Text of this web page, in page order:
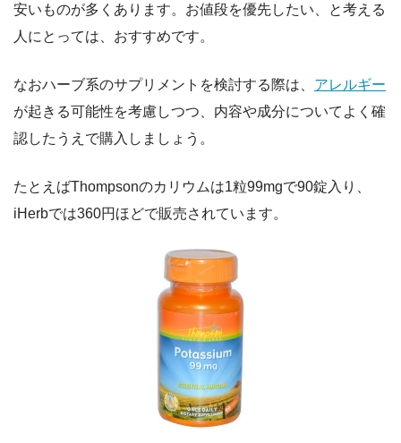
安いものが多くあります。お値段を優先したい、と考える
人にとっては、おすすめです。
なおハーブ系のサプリメントを検討する際は、 アレルギー
が起きる可能性を考慮しつつ、内容や成分についてよく確
認したうえで購入しましょう。
たとえばThompsonのカリウムは1粒99mgで90錠入り、
iHerbでは360円ほどで販売されています。